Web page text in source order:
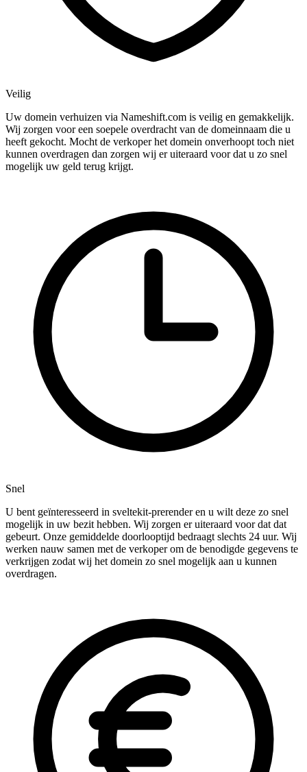
Veilig
Uw domein verhuizen via Nameshift.com is veilig en gemakkelijk.
Wij zorgen voor een soepele overdracht van de domeinnaam die u
heeft gekocht. Mocht de verkoper het domein onverhoopt toch niet
kunnen overdragen dan zorgen wij er uiteraard voor dat u zo snel
mogelijk uw geld terug krijgt.
Snel
U bent geïnteresseerd in sveltekit-prerender en u wilt deze zo snel
mogelijk in uw bezit hebben. Wij zorgen er uiteraard voor dat dat
gebeurt. Onze gemiddelde doorlooptijd bedraagt slechts 24 uur. Wij
werken nauw samen met de verkoper om de benodigde gegevens te
verkrijgen zodat wij het domein zo snel mogelijk aan u kunnen
overdragen.